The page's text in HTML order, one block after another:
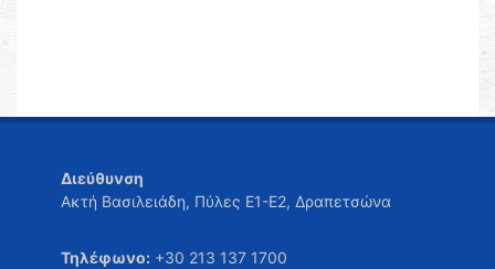
Διεύθυνση
Ακτή Βασιλειάδη, Πύλες Ε1-Ε2, Δραπετσώνα
Τηλέφωνο: +30 213 137 1700